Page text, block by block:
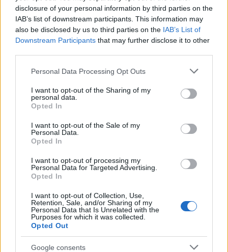
disclosure of your personal information by third parties on the
IAB’s list of downstream participants. This information may
also be disclosed by us to third parties on the IAB’s List of
Downstream Participants that may further disclose it to other
Please note that this website/app uses one or more Google
not limited to your visit or usage behaviour. You may click to
grant or deny consent to Google and its third-party tags to
use your data for below specified purposes in below Google
consent section.
Personal Data Processing Opt Outs
I want to opt-out of the Sharing of my
personal data.
Opted In
I want to opt-out of the Sale of my
Personal Data.
Opted In
I want to opt-out of processing my
Personal Data for Targeted Advertising.
Opted In
I want to opt-out of Collection, Use,
Retention, Sale, and/or Sharing of my
Personal Data that Is Unrelated with the
Purposes for which it was collected.
Opted Out
Google consents
Έχει ήδη κερδίσει μια θέση στη λίστα του Time Out
με τα πιο κουλ ξενοδοχεία της Λισαβόνας ,
προσφέρει εξαιρετική θέα στην Παλιά Αλφάμα και
τον ποταμό Τάγο και περιβάλλεται από όμορφους,
ιστορικούς δρόμους και επίσης απέχει μόλις 15
Comércio της Λισαβόνας.